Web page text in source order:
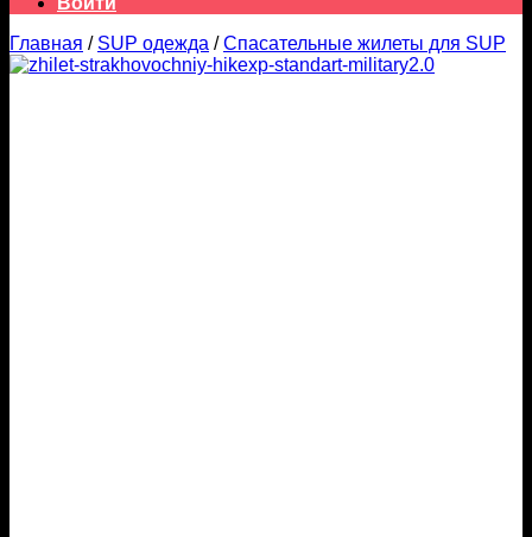
Главная / SUP одежда / Спасательные жилеты для SUP